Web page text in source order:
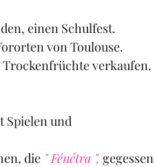
einen Schulfest.
von Toulouse.
Trockenfrüchte verkaufen.
Spielen und
die " Fénétra ", gegessen